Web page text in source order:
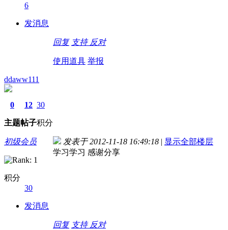
6
发消息
回复 支持 反对
使用道具 举报
ddaww111
0
主题
12
帖子
30
积分
初级会员
积分
30
发消息
发表于 2012-11-18 16:49:18 | 显示全部楼层
学习学习 感谢分享
回复 支持 反对